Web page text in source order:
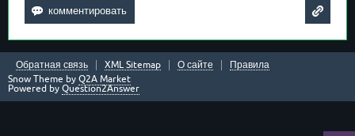
Обратная связь XML Sitemap О сайте
Правила
Snow Theme by Q2A Market
Powered by Question2Answer